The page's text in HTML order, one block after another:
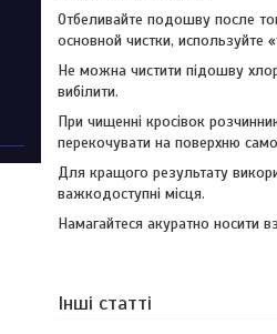
Отбеливайте подошву после
основной чистки, используйте
Не можна чистити підошву
вибілити.
При чищенні кросівок
перекочувати на поверхню
Для кращого результату
важкодоступні місця.
Намагайтеся акуратно носити
Інші статті